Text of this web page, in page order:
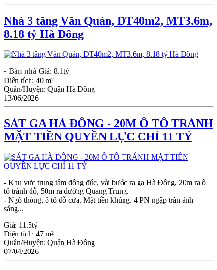
Nhà 3 tầng Văn Quán, DT40m2, MT3.6m,
8.18 tỷ Hà Đông
- Bán nhà Giá: 8.1tỷ
Diện tích: 40 m²
Quận/Huyện: Quận Hà Đông
13/06/2026
SÁT GA HÀ ĐÔNG - 20M Ô TÔ TRÁNH
MẶT TIỀN QUYỀN LỰC CHỈ 11 TỶ
- Khu vực trung tâm đông đúc, vài bước ra ga Hà Đông, 20m ra ô
tô tránh đỗ, 50m ra đường Quang Trung.
- Ngõ thông, ô tô đỗ cửa. Mặt tiền khủng, 4 PN ngập tràn ánh
sáng...
Giá: 11.5tỷ
Diện tích: 47 m²
Quận/Huyện: Quận Hà Đông
07/04/2026